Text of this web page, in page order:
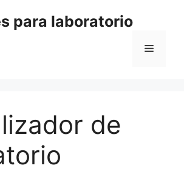
para laboratorio
Menú
de